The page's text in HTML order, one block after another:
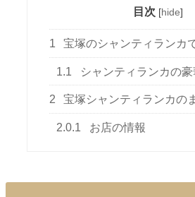
目次 [hide]
1 宝塚のシャンティランカ
1.1 シャンティランカの
2 宝塚シャンティランカの
2.0.1 お店の情報